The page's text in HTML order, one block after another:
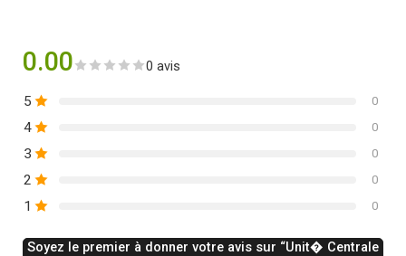
0.00 0 avis
5 0
4 0
3 0
2 0
1 0
Soyez le premier à donner votre avis sur “Unit� Centrale